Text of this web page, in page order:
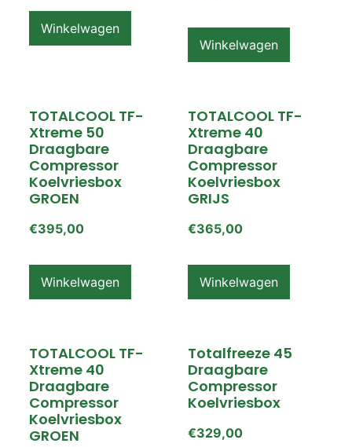
Winkelwagen
Winkelwagen
TOTALCOOL TF-
Xtreme 50
Draagbare
Compressor
Koelvriesbox
GROEN
€395,00
Winkelwagen
TOTALCOOL TF-
Xtreme 40
Draagbare
Compressor
Koelvriesbox
GRIJS
€365,00
Winkelwagen
TOTALCOOL TF-
Xtreme 40
Draagbare
Compressor
Koelvriesbox
GROEN
Totalfreeze 45
Draagbare
Compressor
Koelvriesbox
€329,00